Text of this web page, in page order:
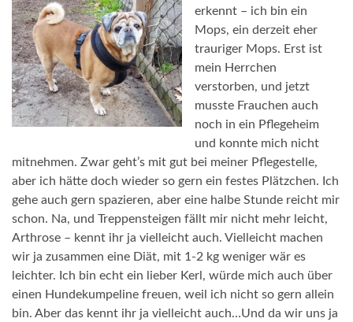
erkennt – ich bin ein
Mops, ein derzeit eher
trauriger Mops. Erst ist
mein Herrchen
verstorben, und jetzt
musste Frauchen auch
noch in ein Pflegeheim
und konnte mich nicht
mitnehmen. Zwar geht’s mit gut bei meiner Pflegestelle,
aber ich hätte doch wieder so gern ein festes Plätzchen. Ich
gehe auch gern spazieren, aber eine halbe Stunde reicht mir
schon. Na, und Treppensteigen fällt mir nicht mehr leicht,
Arthrose – kennt ihr ja vielleicht auch. Vielleicht machen
wir ja zusammen eine Diät, mit 1-2 kg weniger wär es
leichter. Ich bin echt ein lieber Kerl, würde mich auch über
einen Hundekumpeline freuen, weil ich nicht so gern allein
bin. Aber das kennt ihr ja vielleicht auch…Und da wir uns ja